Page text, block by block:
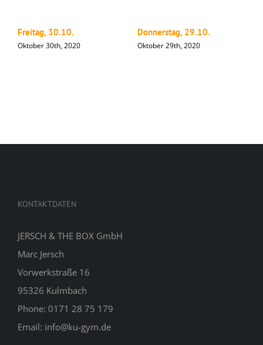
Freitag, 30.10.
Oktober 30th, 2020
Donnerstag, 29.10.
Oktober 29th, 2020
KONTAKTDATEN
JERSCH & THE BOX GmbH
Marc Jersch
Vorwerkstraße 16
95326 Kulmbach
Phone: 0171 28 75 179
Email: info@ku-gym.de